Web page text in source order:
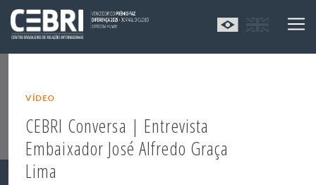
VÍDEO
CEBRI Conversa | Entrevista
Embaixador José Alfredo Graça
Lima